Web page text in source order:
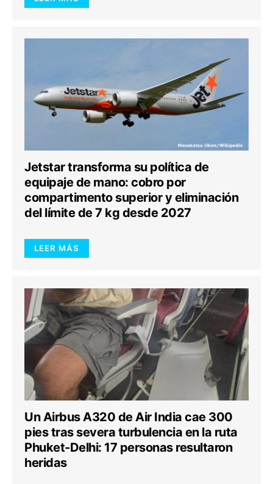
Jetstar transforma su política de
equipaje de mano: cobro por
compartimento superior y eliminación
del límite de 7 kg desde 2027
LEER MÁS
Un Airbus A320 de Air India cae 300
pies tras severa turbulencia en la ruta
Phuket-Delhi: 17 personas resultaron
heridas